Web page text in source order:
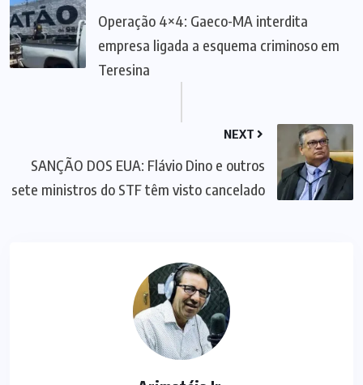
Operação 4×4: Gaeco-MA interdita
empresa ligada a esquema criminoso em
Teresina
NEXT
SANÇÃO DOS EUA: Flávio Dino e outros
sete ministros do STF têm visto cancelado